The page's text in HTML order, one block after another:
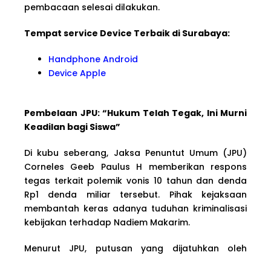
pembacaan selesai dilakukan.
Tempat service Device Terbaik di Surabaya:
Handphone Android
Device Apple
Pembelaan JPU: “Hukum Telah Tegak, Ini Murni
Keadilan bagi Siswa”
Di kubu seberang, Jaksa Penuntut Umum (JPU)
Corneles Geeb Paulus H memberikan respons
tegas terkait polemik vonis 10 tahun dan denda
Rp1 denda miliar tersebut. Pihak kejaksaan
membantah keras adanya tuduhan kriminalisasi
kebijakan terhadap Nadiem Makarim.
Menurut JPU, putusan yang dijatuhkan oleh